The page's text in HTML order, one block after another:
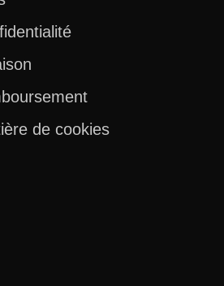
de cookies